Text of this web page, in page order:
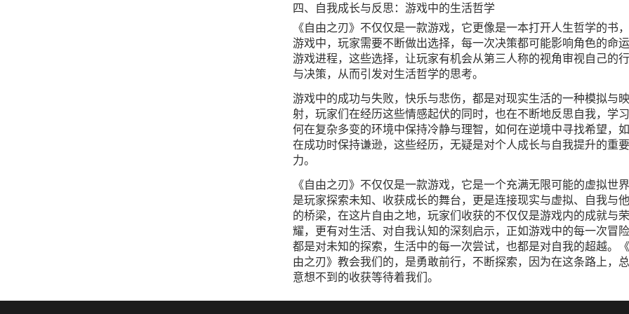
四、自我成长与反思：游戏中的生活哲学
《自由之刃》不仅仅是一款游戏，它更像是一本打开人生哲学的书
游戏中，玩家需要不断做出选择，每一次决策都可能影响角色的命
游戏进程，这些选择，让玩家有机会从第三人称的视角审视自己的
与决策，从而引发对生活哲学的思考。
游戏中的成功与失败，快乐与悲伤，都是对现实生活的一种模拟与映
射，玩家们在经历这些情感起伏的同时，也在不断地反思自我，学
何在复杂多变的环境中保持冷静与理智，如何在逆境中寻找希望，
在成功时保持谦逊，这些经历，无疑是对个人成长与自我提升的重
力。
《自由之刃》不仅仅是一款游戏，它是一个充满无限可能的虚拟世界
是玩家探索未知、收获成长的舞台，更是连接现实与虚拟、自我与
的桥梁，在这片自由之地，玩家们收获的不仅仅是游戏内的成就与荣
耀，更有对生活、对自我认知的深刻启示，正如游戏中的每一次冒险
都是对未知的探索，生活中的每一次尝试，也都是对自我的超越。
由之刃》教会我们的，是勇敢前行，不断探索，因为在这条路上，
意想不到的收获等待着我们。